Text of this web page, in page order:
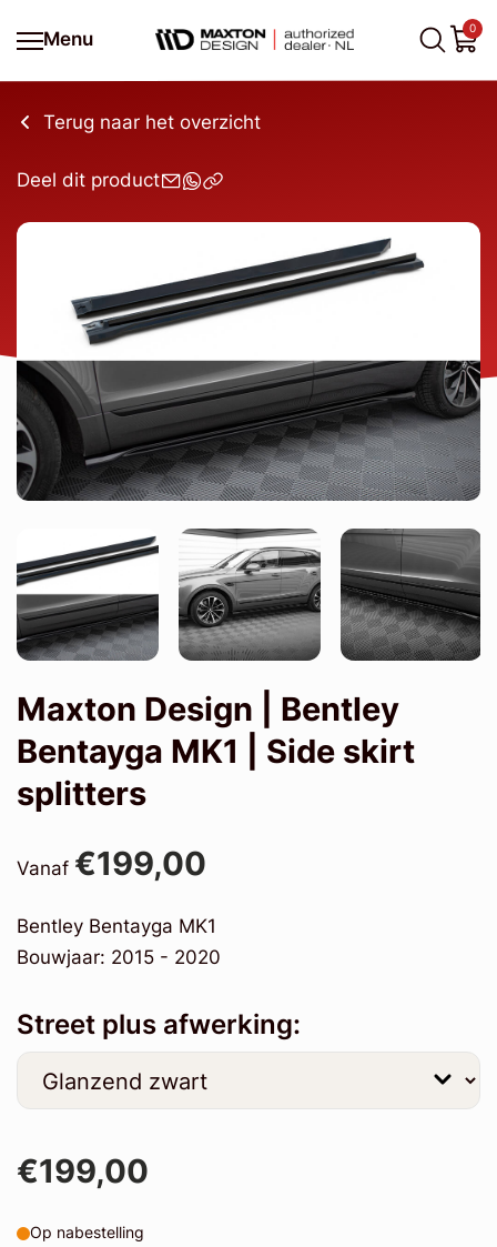
Menu
0
Terug naar het overzicht
Deel dit product
Maxton Design | Bentley
Bentayga MK1 | Side skirt
splitters
Vanaf €199,00
Bentley Bentayga MK1
Bouwjaar: 2015 - 2020
Street plus afwerking:
€199,00
Op nabestelling